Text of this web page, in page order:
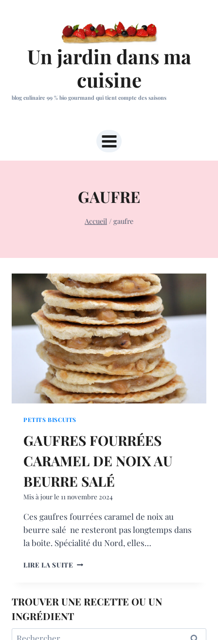
Un jardin dans ma
cuisine
blog culinaire 99 % bio gourmand qui tient compte des saisons
GAUFRE
Accueil / gaufre
PETITS BISCUITS
GAUFRES FOURRÉES
CARAMEL DE NOIX AU
BEURRE SALÉ
Mis à jour le 11 novembre 2024
Ces gaufres fourrées caramel de noix au
beurre salé ne resteront pas longtemps dans
la boite. Spécialité du Nord, elles…
LIRE LA SUITE GAUFRES
NOIX
AU
TROUVER UNE RECETTE OU UN
INGRÉDIENT
Rechercher :